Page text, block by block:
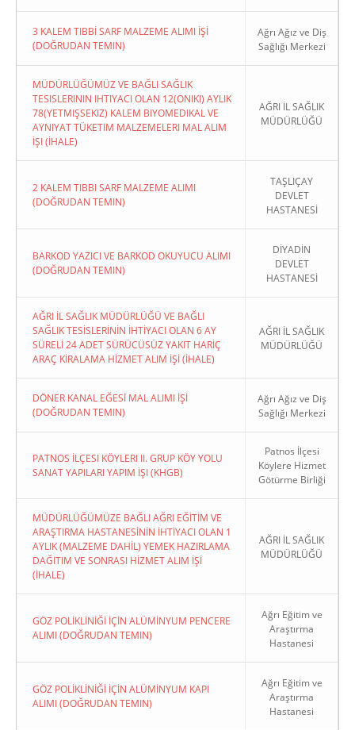
3 KALEM TIBBİ SARF MALZEME ALIMI İŞİ
(DOĞRUDAN TEMIN)
Ağrı Ağız ve Diş
Sağlığı Merkezi
MÜDÜRLÜĞÜMÜZ VE BAĞLI SAĞLIK
TESISLERININ IHTIYACI OLAN 12(ONIKI) AYLIK
78(YETMIŞSEKIZ) KALEM BIYOMEDIKAL VE
AYNIYAT TÜKETIM MALZEMELERI MAL ALIM
İŞI (İHALE)
AĞRI İL SAĞLIK
MÜDÜRLÜĞÜ
2 KALEM TIBBI SARF MALZEME ALIMI
(DOĞRUDAN TEMIN)
TAŞLIÇAY
DEVLET
HASTANESİ
BARKOD YAZICI VE BARKOD OKUYUCU ALIMI
(DOĞRUDAN TEMIN)
DİYADİN
DEVLET
HASTANESİ
AĞRI İL SAĞLIK MÜDÜRLÜĞÜ VE BAĞLI
SAĞLIK TESİSLERİNİN İHTİYACI OLAN 6 AY
SÜRELİ 24 ADET SÜRÜCÜSÜZ YAKIT HARİÇ
ARAÇ KİRALAMA HİZMET ALIM İŞİ (İHALE)
AĞRI İL SAĞLIK
MÜDÜRLÜĞÜ
DÖNER KANAL EĞESİ MAL ALIMI İŞİ
(DOĞRUDAN TEMIN)
Ağrı Ağız ve Diş
Sağlığı Merkezi
PATNOS İLÇESI KÖYLERI II. GRUP KÖY YOLU
SANAT YAPILARI YAPIM İŞI (KHGB)
Patnos İlçesi
Köylere Hizmet
Götürme Birliği
MÜDÜRLÜĞÜMÜZE BAĞLI AĞRI EĞİTİM VE
ARAŞTIRMA HASTANESİNİN İHTİYACI OLAN 1
AYLIK (MALZEME DAHİL) YEMEK HAZIRLAMA
DAĞITIM VE SONRASI HİZMET ALIM İŞİ
(İHALE)
AĞRI İL SAĞLIK
MÜDÜRLÜĞÜ
GÖZ POLİKLİNİĞİ İÇİN ALÜMİNYUM PENCERE
ALIMI (DOĞRUDAN TEMIN)
Ağrı Eğitim ve
Araştırma
Hastanesi
GÖZ POLİKLİNİĞİ İÇİN ALÜMİNYUM KAPI
ALIMI (DOĞRUDAN TEMIN)
Ağrı Eğitim ve
Araştırma
Hastanesi